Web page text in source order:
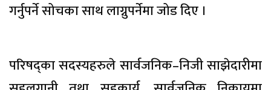
गर्नुपर्ने सोचका साथ लाग्नुपर्नेमा जोड दिए ।
परिषद्का सदस्यहरुले सार्वजनिक–निजी साझेदारीमा